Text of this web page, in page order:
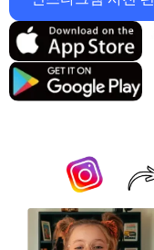
AI 키스 생성기
AI 포옹 생성기
지원되는 AI 모델
Seedance 2.0
Sora 2.0 Kling
Wan 2.5
지원되는 AI 모델
Seedream 5.0 프로
사진 인핸서
워터마크 리무버
배경 제거제
가격